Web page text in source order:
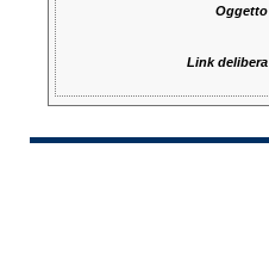
Oggetto
Link delibera